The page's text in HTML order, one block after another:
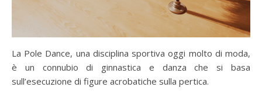
La Pole Dance, una disciplina sportiva oggi molto di moda,
è un connubio di ginnastica e danza che si basa
sull’esecuzione di figure acrobatiche sulla pertica.